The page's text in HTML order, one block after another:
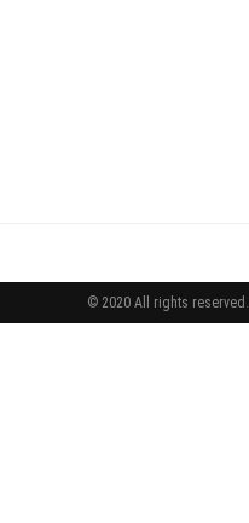
© 2020 All rights reserved.